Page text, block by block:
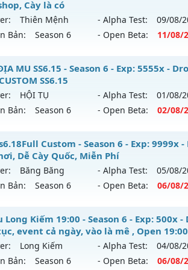
loại: Mu Nguyên bản Webzen
Antihack
mới ra tháng 08 2026 - Mở máy chủ
200x - Drop: 5%
loại: Mu Nguyên bản Webzen
Sharkguard
Cày là có
Thiên Mệnh - Alpha Test: 09/08/
Bản:
Season 6 - Open Beta: 11/08/
Thiên Mệnh - Non Webshop, Cày là có
mới ra tháng 08 2026 - Mở máy chủ
200x - Drop: 50%
loại: Mu Custom thêm đồ mới
Anti
MU SS6.15 - Season 6 - Exp: 5555x -
SS6.15
HỘI TỤ - Alpha Test: 01/08/
Bản:
Season 6 - Open Beta: 02/08/
ĐỊA MU SS6.15 - PHIÊN BẢN CUSTOM
mới ra tháng 08 2026 - Mở máy chủ
5555x - Drop: 100%
loại: Mu Custom thêm đồ mới
SPK
Custom - Season 6 - Exp: 9999x
Dễ Cày Quốc, Miễn Phí
Băng Băng - Alpha Test: 05/08/
Bản:
Season 6 - Open Beta: 06/08/
Ss6.18Full Custom - Mu Dễ Chơi, Dễ
mới ra tháng 08 2026 - Mở máy chủ
9999x - Drop: 90%
Long Kiếm 19:00 - Season 6 - Exp: 500x -
event cả ngày, vào là mê , Open
Long Kiếm - Alpha Test: 04/08/
Bản:
Season 6 - Open Beta: 06/08/